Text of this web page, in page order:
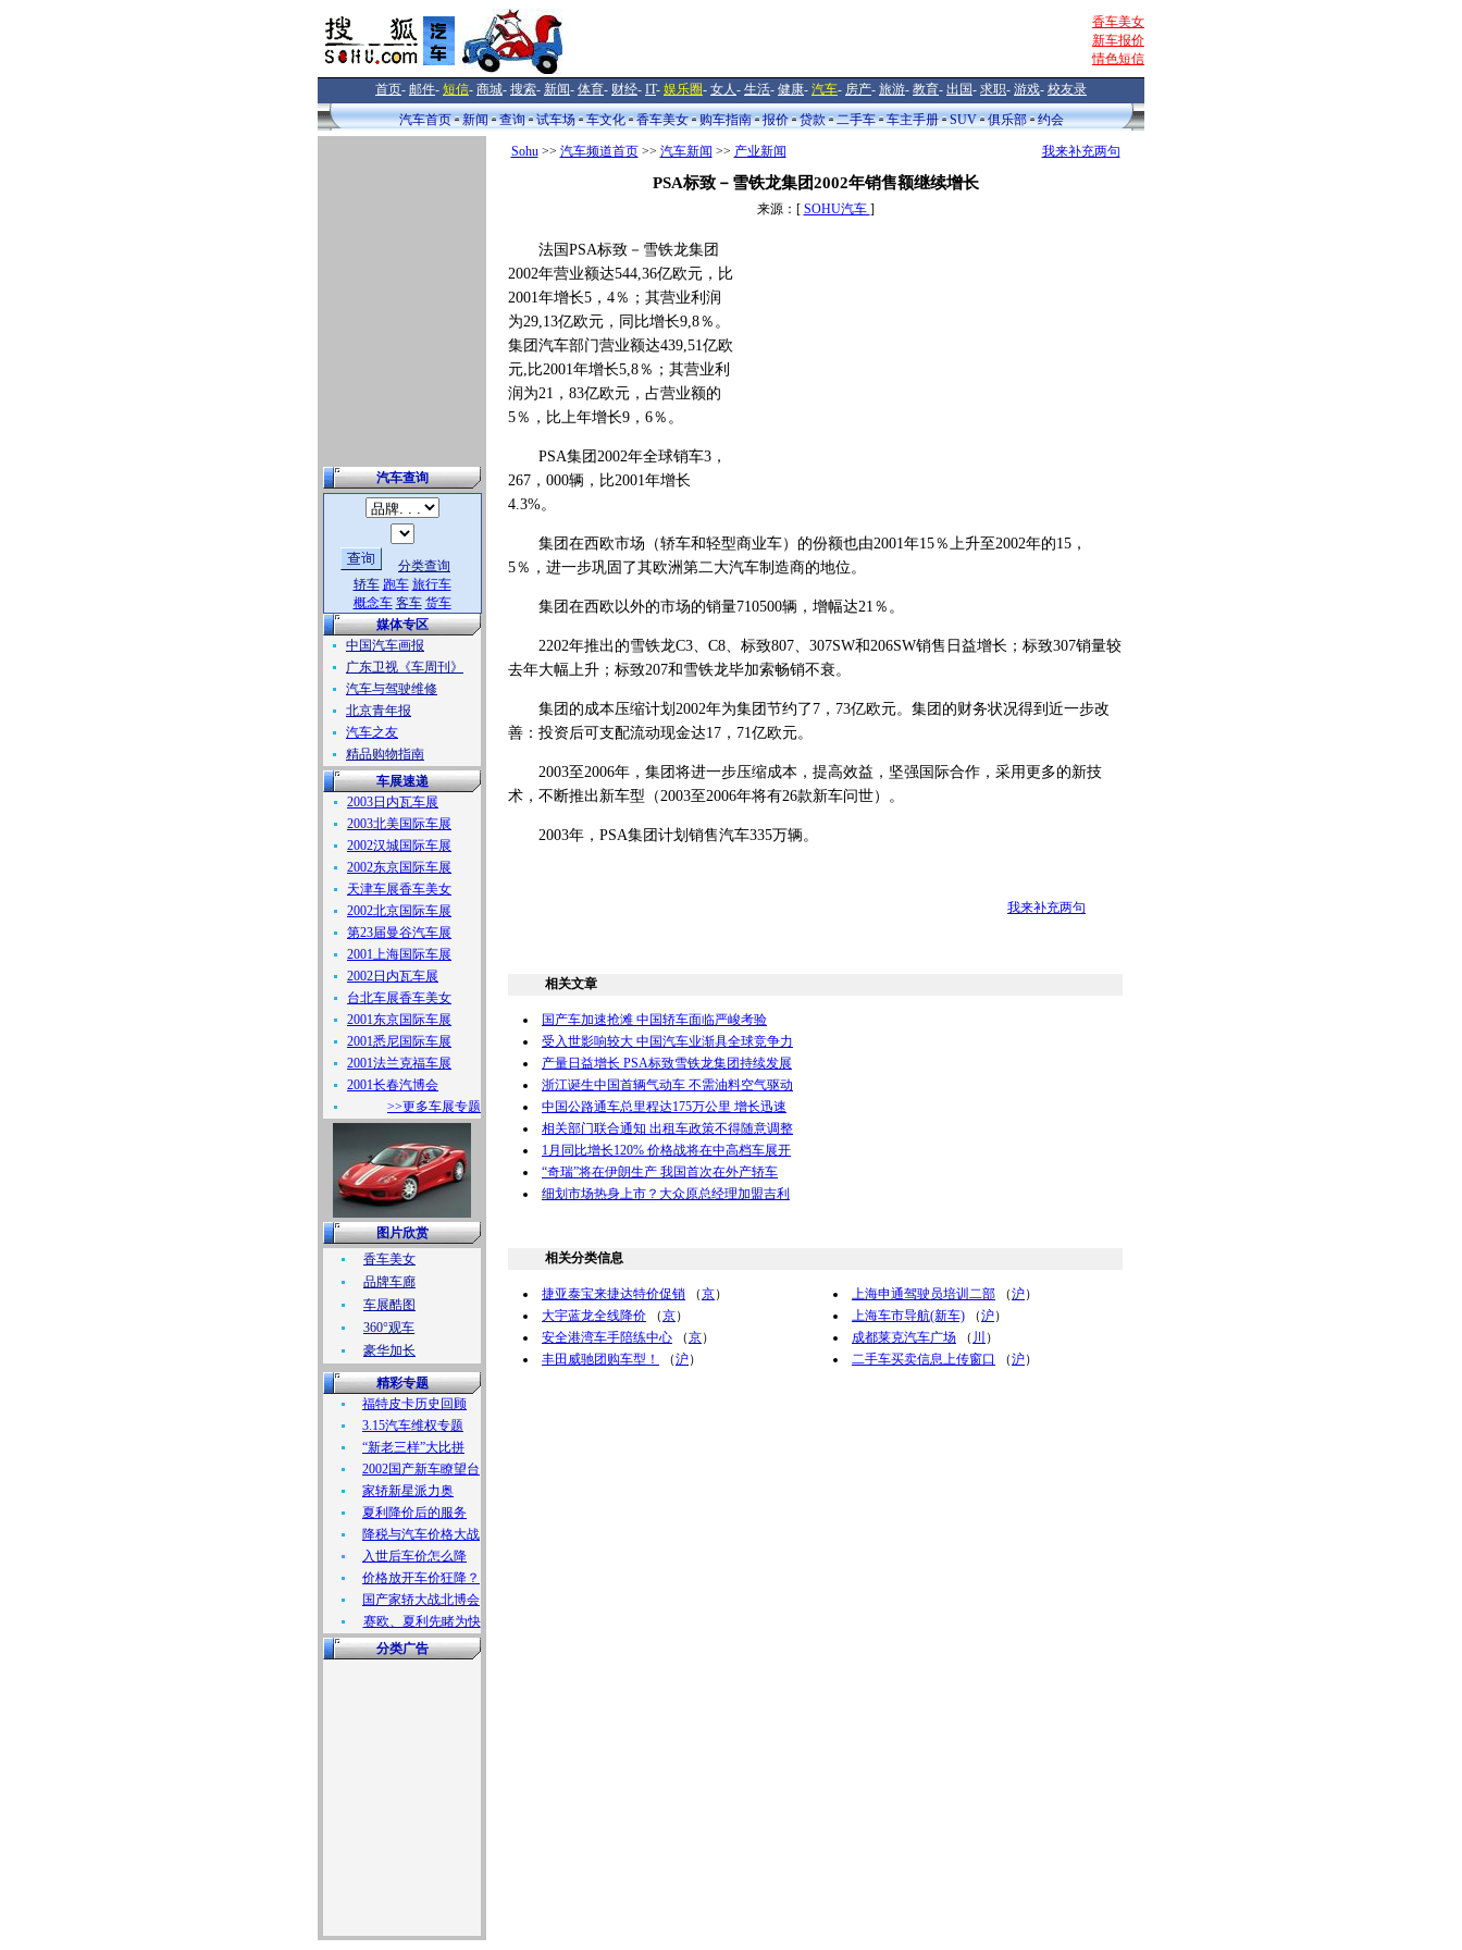
香车美女
新车报价
情色短信
首页- 邮件- 短信- 商城- 搜索- 新闻- 体育- 财经- IT- 娱乐圈- 女人- 生活- 健康- 汽车- 房产- 旅游- 教育- 出国- 求职- 游戏- 校友录
汽车首页
新闻 查询 试车场 车文化 香车美女 购车指南 报价 贷款 二手车 车主手册 SUV 俱乐部 约会
汽车查询
分类查询
轿车 跑车 旅行车
概念车 客车 货车
媒体专区
中国汽车画报
广东卫视《车周刊》
汽车与驾驶维修
北京青年报
汽车之友
精品购物指南
车展速递
2003日内瓦车展
2003北美国际车展
2002汉城国际车展
2002东京国际车展
天津车展香车美女
2002北京国际车展
第23届曼谷汽车展
2001上海国际车展
2002日内瓦车展
台北车展香车美女
2001东京国际车展
2001悉尼国际车展
2001法兰克福车展
2001长春汽博会
>>更多车展专题
图片欣赏
香车美女
品牌车廊
车展酷图
360°观车
豪华加长
精彩专题
福特皮卡历史回顾
3.15汽车维权专题
“新老三样”大比拼
2002国产新车瞭望台
家轿新星派力奥
夏利降价后的服务
降税与汽车价格大战
入世后车价怎么降
价格放开车价狂降？
国产家轿大战北博会
赛欧、夏利先睹为快
分类广告
Sohu>> 汽车频道首页>> 汽车新闻 >> 产业新闻 我来补充两句
PSA标致－雪铁龙集团2002年销售额继续增长
来源：[ SOHU汽车 ]
法国PSA标致－雪铁龙集团
2002年营业额达544,36亿欧元，比
2001年增长5，4％；其营业利润
为29,13亿欧元，同比增长9,8％。
集团汽车部门营业额达439,51亿欧
元,比2001年增长5,8％；其营业利
润为21，83亿欧元，占营业额的
5％，比上年增长9，6％。
PSA集团2002年全球销车3，
267，000辆，比2001年增长
4.3%。
集团在西欧市场（轿车和轻型商业车）的份额也由2001年15％上升至2002年的15，
5％，进一步巩固了其欧洲第二大汽车制造商的地位。
集团在西欧以外的市场的销量710500辆，增幅达21％。
2202年推出的雪铁龙C3、C8、标致807、307SW和206SW销售日益增长；标致307销量较
去年大幅上升；标致207和雪铁龙毕加索畅销不衰。
集团的成本压缩计划2002年为集团节约了7，73亿欧元。集团的财务状况得到近一步改
善：投资后可支配流动现金达17，71亿欧元。
2003至2006年，集团将进一步压缩成本，提高效益，坚强国际合作，采用更多的新技
术，不断推出新车型（2003至2006年将有26款新车问世）。
2003年，PSA集团计划销售汽车335万辆。
我来补充两句
相关文章
国产车加速抢滩 中国轿车面临严峻考验
受入世影响较大 中国汽车业渐具全球竞争力
产量日益增长 PSA标致雪铁龙集团持续发展
浙江诞生中国首辆气动车 不需油料空气驱动
中国公路通车总里程达175万公里 增长迅速
相关部门联合通知 出租车政策不得随意调整
1月同比增长120% 价格战将在中高档车展开
“奇瑞”将在伊朗生产 我国首次在外产轿车
细划市场热身上市？大众原总经理加盟吉利
相关分类信息
捷亚泰宝来捷达特价促销 （京）
大宇蓝龙全线降价 （京）
安全港湾车手陪练中心 （京）
丰田威驰团购车型！
（沪）
上海申通驾驶员培训二部 （沪）
上海车市导航(新车) （沪）
成都莱克汽车广场 （ 川 ）
二手车买卖信息上传窗口
（沪）